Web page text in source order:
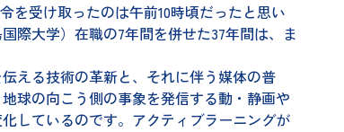
を受け取ったのは午前10時頃だったと思い
際大学）在職の7年間を併せた37年間は、ま
える技術の革新と、それに伴う媒体の普
球の向こう側の事象を発信する動・静画や
しているのです。アクティブラーニングが